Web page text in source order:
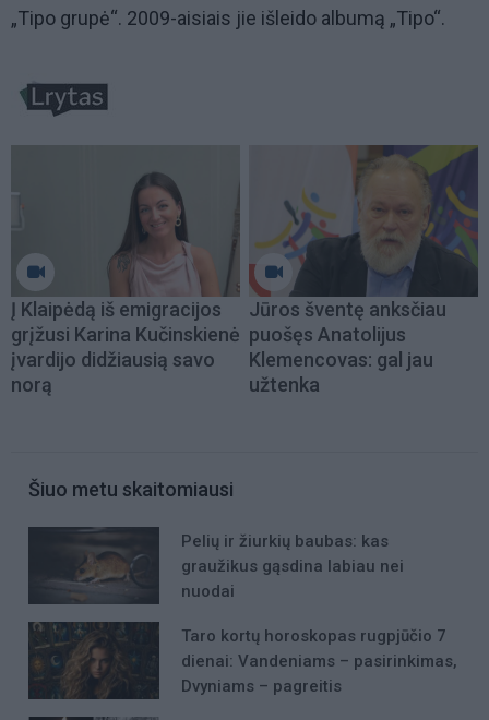
„Tipo grupė“. 2009-aisiais jie išleido albumą „Tipo“.
Į Klaipėdą iš emigracijos
grįžusi Karina Kučinskienė
įvardijo didžiausią savo
norą
Jūros šventę anksčiau
puošęs Anatolijus
Klemencovas: gal jau
užtenka
Šiuo metu skaitomiausi
Pelių ir žiurkių baubas: kas
graužikus gąsdina labiau nei
nuodai
Taro kortų horoskopas rugpjūčio 7
dienai: Vandeniams – pasirinkimas,
Dvyniams – pagreitis